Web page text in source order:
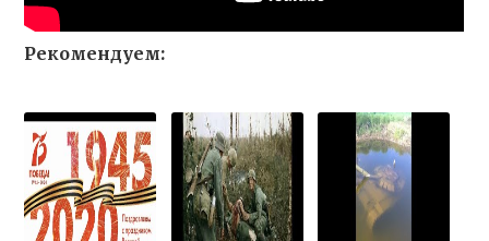
Рекомендуем: